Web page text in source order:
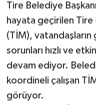
Tire Belediye
hayata geçirilen
(TİM), vatandaşların
sorunları hızlı ve
devam ediyor.
koordineli çalışan
görüyor.